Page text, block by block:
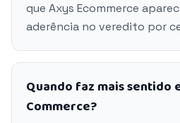
que Axys Ecommerce
aderência no veredito por
Quando faz mais sentido
Commerce?